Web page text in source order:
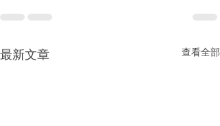
最新文章 查看全部